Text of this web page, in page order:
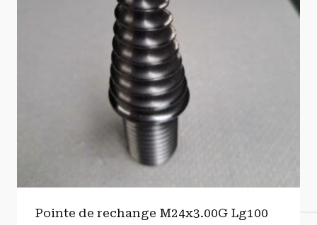
Pointe de rechange M24x3.00G Lg100